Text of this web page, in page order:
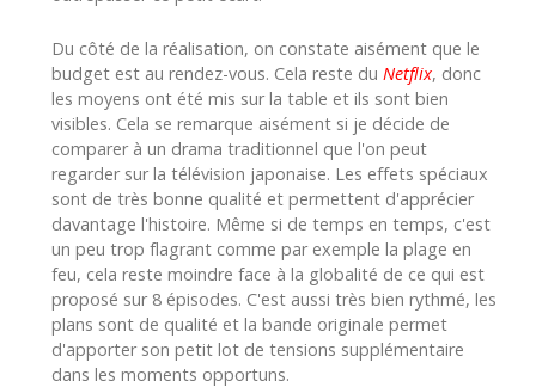
Du côté de la réalisation, on constate aisément que le
budget est au rendez-vous. Cela reste du Netflix, donc
les moyens ont été mis sur la table et ils sont bien
visibles. Cela se remarque aisément si je décide de
comparer à un drama traditionnel que l'on peut
regarder sur la télévision japonaise. Les effets spéciaux
sont de très bonne qualité et permettent d'apprécier
davantage l'histoire. Même si de temps en temps, c'est
un peu trop flagrant comme par exemple la plage en
feu, cela reste moindre face à la globalité de ce qui est
proposé sur 8 épisodes. C'est aussi très bien rythmé, les
plans sont de qualité et la bande originale permet
d'apporter son petit lot de tensions supplémentaire
dans les moments opportuns.